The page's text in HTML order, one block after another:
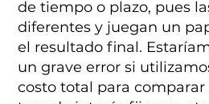
de tiempo o plazo, pues
diferentes y juegan un
el resultado final.
un grave error si
costo total para